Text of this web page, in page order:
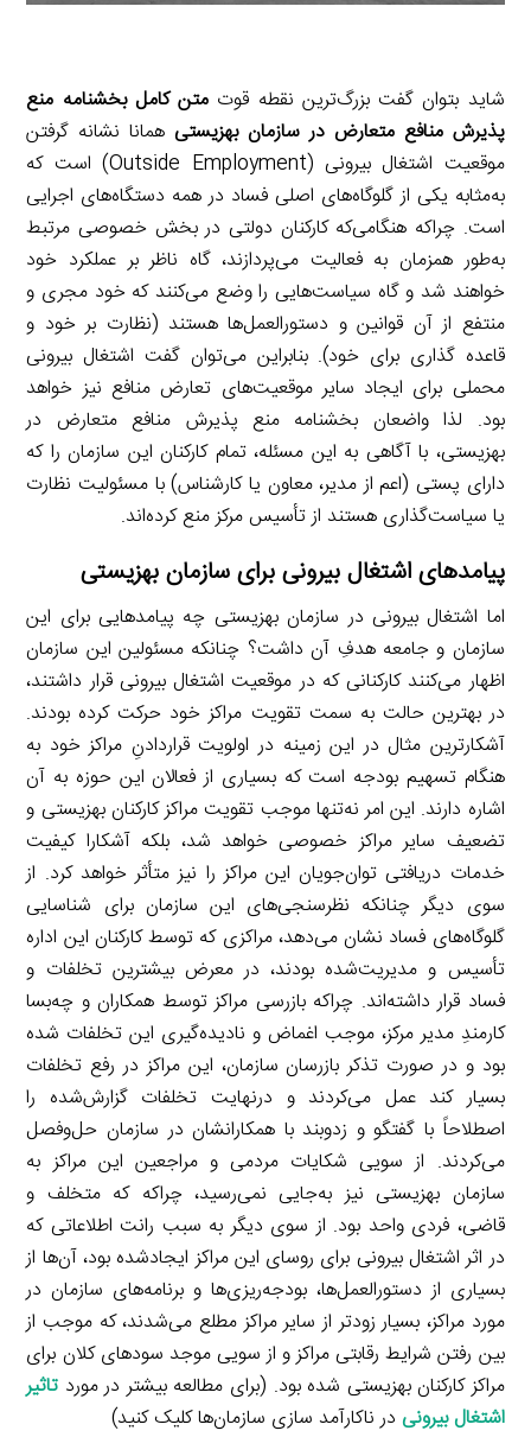
شاید بتوان گفت بزرگ‌ترین نقطه قوت متن کامل بخشنامه منع
پذیرش منافع متعارض در سازمان بهزیستیهمانا نشانه گرفتن
موقعیت اشتغال بیرونی (Outside Employment) است که
به‌مثابه یکی از گلوگاه‌های اصلی فساد در همه دستگاه‌های اجرایی
است. چراکه هنگامی‌که کارکنان دولتی در بخش خصوصی مرتبط
به‌طور همزمان به فعالیت می‌پردازند، گاه ناظر بر عملکرد خود
خواهند شد و گاه سیاست‌هایی را وضع می‌کنند که خود مجری و
منتفع از آن قوانین و دستورالعمل‌ها هستند (نظارت بر خود و
قاعده گذاری برای خود). بنابراین می‌توان گفت اشتغال بیرونی
محملی برای ایجاد سایر موقعیت‌های تعارض منافع نیز خواهد
بود. لذا واضعان بخشنامه منع پذیرش منافع متعارض در
بهزیستی، با آگاهی به این مسئله، تمام کارکنان این سازمان را که
دارای پستی (اعم از مدیر، معاون یا کارشناس) با مسئولیت نظارت
یا سیاست‌گذاری هستند از تأسیس مرکز منع کرده‌اند.
پیامدهای اشتغال بیرونی برای سازمان بهزیستی
اما اشتغال بیرونی در سازمان بهزیستی چه پیامدهایی برای این
سازمان و جامعه هدفِ آن داشت؟ چنانکه مسئولین این سازمان
اظهار می‌کنند کارکنانی که در موقعیت اشتغال بیرونی قرار داشتند،
در بهترین حالت به سمت تقویت مراکز خود حرکت کرده بودند.
آشکارترین مثال در این زمینه در اولویت قراردادنِ مراکز خود به
هنگام تسهیم بودجه است که بسیاری از فعالان این حوزه به آن
اشاره دارند. این امر نه‌تنها موجب تقویت مراکز کارکنان بهزیستی و
تضعیف سایر مراکز خصوصی خواهد شد، بلکه آشکارا کیفیت
خدمات دریافتی توان‌جویان این مراکز را نیز متأثر خواهد کرد. از
سوی دیگر چنانکه نظرسنجی‌های این سازمان برای شناسایی
گلوگاه‌های فساد نشان می‌دهد، مراکزی که توسط کارکنان این اداره
تأسیس و مدیریت‌شده بودند، در معرض بیشترین تخلفات و
فساد قرار داشته‌اند. چراکه بازرسی مراکز توسط همکاران و چه‌بسا
کارمندِ مدیر مرکز، موجب اغماض و نادیده‌گیری این تخلفات شده
بود و در صورت تذکر بازرسان سازمان، این مراکز در رفع تخلفات
بسیار کند عمل می‌کردند و درنهایت تخلفات گزارش‌شده را
اصطلاحاً با گفتگو و زدوبند با همکارانشان در سازمان حل‌وفصل
می‌کردند. از سویی شکایات مردمی و مراجعین این مراکز به
سازمان بهزیستی نیز به‌جایی نمی‌رسید، چراکه که متخلف و
قاضی، فردی واحد بود. از سوی دیگر به سبب رانت اطلاعاتی که
در اثر اشتغال بیرونی برای روسای این مراکز ایجادشده بود، آن‌ها از
بسیاری از دستورالعمل‌ها، بودجه‌ریزی‌ها و برنامه‌های سازمان در
مورد مراکز، بسیار زودتر از سایر مراکز مطلع می‌شدند، که موجب از
بین رفتن شرایط رقابتی مراکز و از سویی موجد سودهای کلان برای
مراکز کارکنان بهزیستی شده بود. (برای مطالعه بیشتر در مورد تاثیر
اشتغال بیرونی در ناکارآمد سازی سازمان‌ها کلیک کنید)